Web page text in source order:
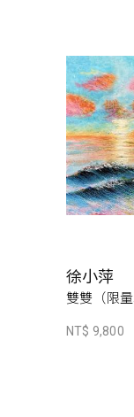
徐小萍
雙雙（限
NT$ 9,800